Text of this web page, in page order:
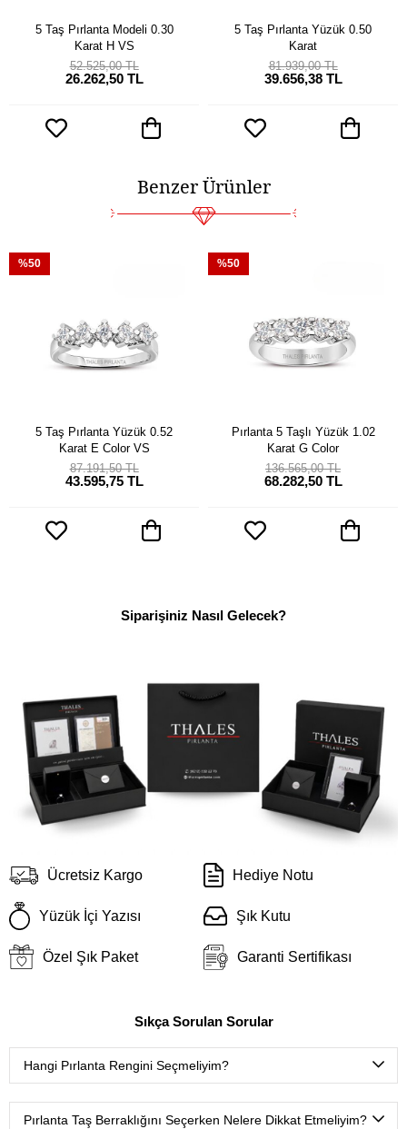
5 Taş Pırlanta Modeli 0.30
Karat H VS
26.262,50 TL
52.525,00 TL
5 Taş Pırlanta Yüzük 0.50
Karat
39.656,38 TL
81.939,00 TL
Benzer Ürünler
5 Taş Pırlanta Yüzük 0.52
Karat E Color VS
43.595,75 TL
87.191,50 TL
%50
Pırlanta 5 Taşlı Yüzük 1.02
Karat G Color
68.282,50 TL
136.565,00 TL
%50
Siparişiniz Nasıl Gelecek?
Ücretsiz Kargo Hediye Notu
Yüzük İçi Yazısı Şık Kutu
Özel Şık Paket Garanti Sertifikası
Sıkça Sorulan Sorular
Hangi Pırlanta Rengini Seçmeliyim?
D color(Çok nadir bulunan ekstra beyaz),E color(Nadir
bulunan ekstra beyaz),F color(Ekstra beyaz),G color
Pırlanta Taş Berraklığını Seçerken Nelere Dikkat Etmeliyim?